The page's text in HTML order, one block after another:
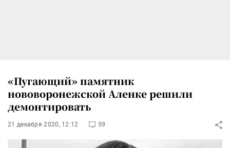
«Пугающий» памятник
нововоронежской Аленке решили
демонтировать
21 декабря 2020, 12:12 59